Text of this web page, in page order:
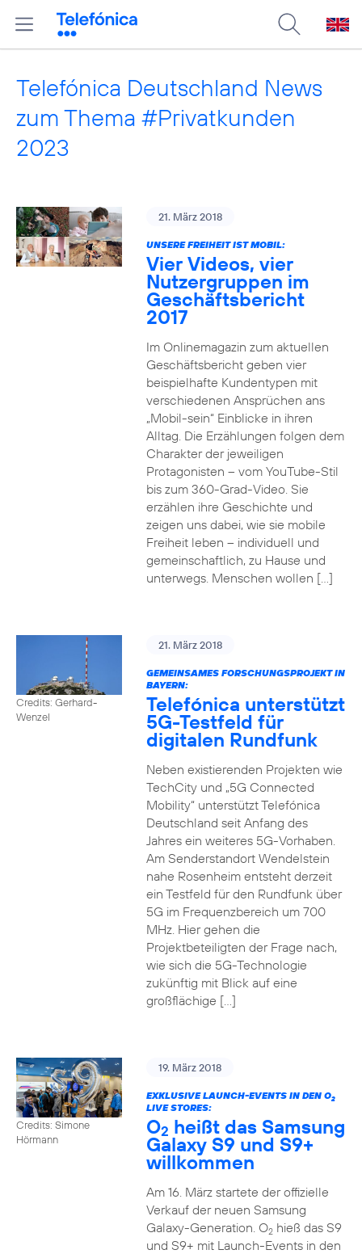
Telefónica Deutschland News
zum Thema #Privatkunden
2023
21. März 2018
UNSERE FREIHEIT IST MOBIL:
Vier Videos, vier
Nutzergruppen im
Geschäftsbericht
2017
Im Onlinemagazin zum aktuellen
Geschäftsbericht geben vier
beispielhafte Kundentypen mit
verschiedenen Ansprüchen ans
„Mobil-sein“ Einblicke in ihren
Alltag. Die Erzählungen folgen dem
Charakter der jeweiligen
Protagonisten – vom YouTube-Stil
bis zum 360-Grad-Video. Sie
erzählen ihre Geschichte und
zeigen uns dabei, wie sie mobile
Freiheit leben – individuell und
gemeinschaftlich, zu Hause und
unterwegs. Menschen wollen […]
Credits: Gerhard-
Wenzel
21. März 2018
GEMEINSAMES FORSCHUNGSPROJEKT IN
BAYERN:
Telefónica unterstützt
5G-Testfeld für
digitalen Rundfunk
Neben existierenden Projekten wie
TechCity und „5G Connected
Mobility“ unterstützt Telefónica
Deutschland seit Anfang des
Jahres ein weiteres 5G-Vorhaben.
Am Senderstandort Wendelstein
nahe Rosenheim entsteht derzeit
ein Testfeld für den Rundfunk über
5G im Frequenzbereich um 700
MHz. Hier gehen die
Projektbeteiligten der Frage nach,
wie sich die 5G-Technologie
zukünftig mit Blick auf eine
großflächige […]
Credits: Simone
Hörmann
19. März 2018
EXKLUSIVE LAUNCH-EVENTS IN DEN O2
LIVE STORES:
O2 heißt das Samsung
Galaxy S9 und S9+
willkommen
Am 16. März startete der offizielle
Verkauf der neuen Samsung
Galaxy-Generation. O2hieß das S9
und S9+ mit Launch-Events in den